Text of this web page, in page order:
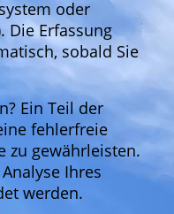
oder
Die Erfassung
sobald Sie
Ein Teil der
fehlerfreie
zu gewährleisten.
Ihres
werden.